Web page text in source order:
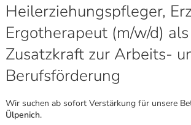
Heilerziehungspfleger,
Ergotherapeut (m/w/d) als
Zusatzkraft zur Arbeits-
Berufsförderung
Wir suchen ab sofort Verstärkung für unsere
Ülpenich.